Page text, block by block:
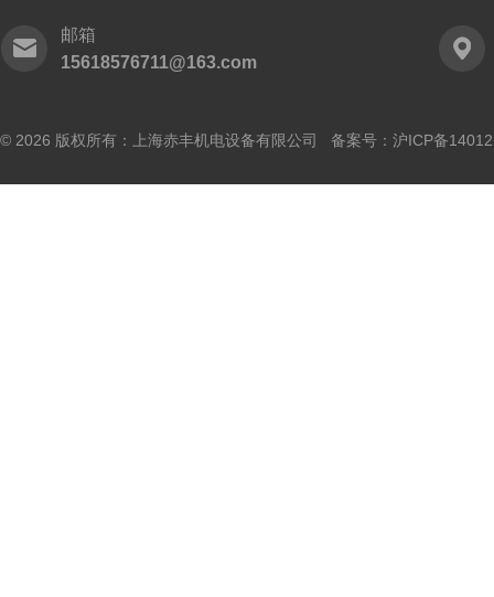
邮箱
15618576711@163.com
© 2026 版权所有：上海赤丰机电设备有限公司 备案号： 沪ICP备